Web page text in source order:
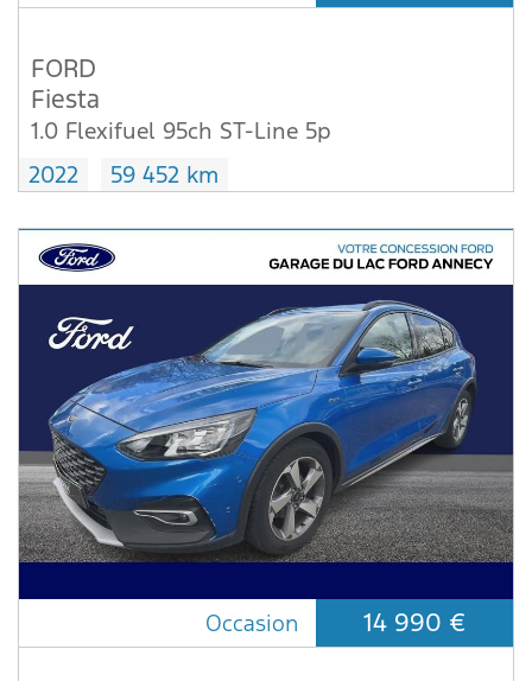
FORD
Fiesta
1.0 Flexifuel 95ch ST-Line 5p
2022
59 452 km
Occasion 14 990 €